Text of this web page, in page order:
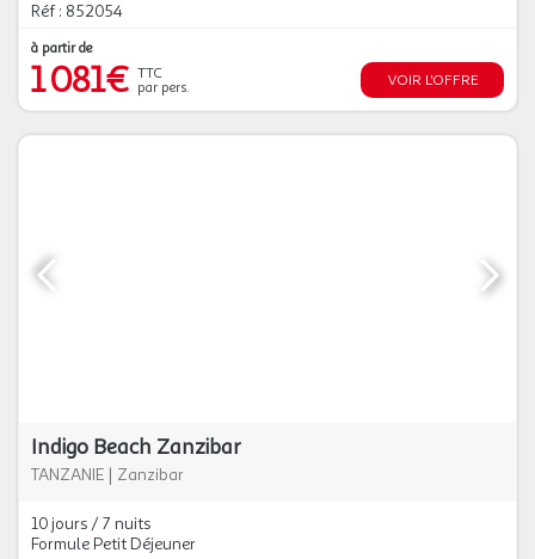
Réf : 852054
à partir de
1 081€ TTC
par pers.
VOIR L'OFFRE
Indigo Beach Zanzibar
TANZANIE | Zanzibar
10 jours / 7 nuits
Formule Petit Déjeuner